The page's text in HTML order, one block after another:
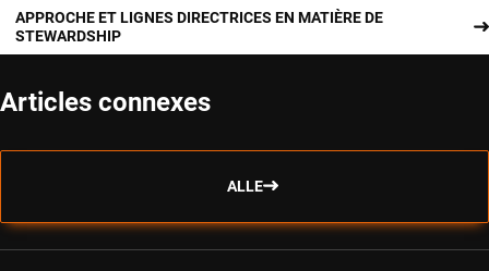
APPROCHE ET LIGNES DIRECTRICES EN MATIÈRE DE
STEWARDSHIP
Articles connexes
ALLE